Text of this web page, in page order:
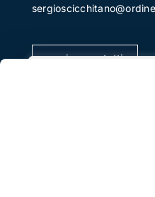
Utilizziamo i cookie
navigazione,
personalizzati e
su "Accetta tutto",
pagina contatti